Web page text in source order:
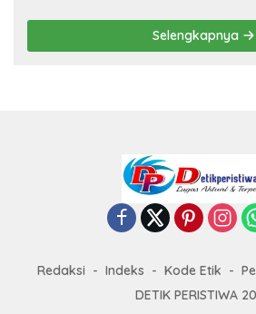
Selengkapnya
Redaksi Indeks Kode Etik
DETIK PERISTIWA